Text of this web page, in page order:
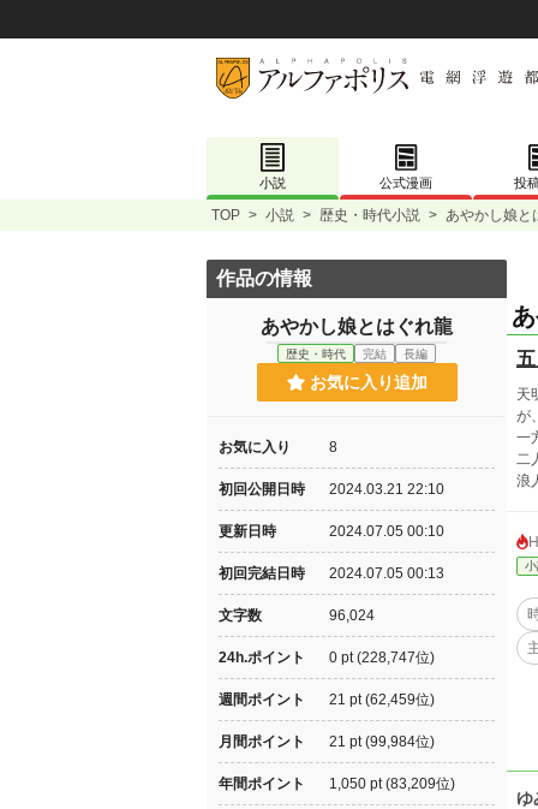
小説 公式漫画 投
TOP > 小説 > 歴史・時代小説 > あやかし娘と
天
が
一
二
浪
ゆ
作品の情報
あやかし娘とはぐれ龍
歴史・時代 完結 長編
お気に入り追加
お気に入り 8
初回公開日時 2024.03.21 22:10
更新日時 2024.07.05 00:10
初回完結日時 2024.07.05 00:13
文字数 96,024
24h.ポイント 0 pt (228,747位)
週間ポイント 21 pt (62,459位)
月間ポイント 21 pt (99,984位)
年間ポイント 1,050 pt (83,209位)